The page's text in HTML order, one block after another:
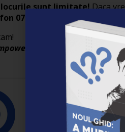
sunt limitate!Daca
0744 493 610 sau mail
Empower
Empower